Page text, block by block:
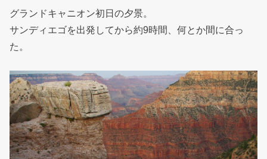
グランドキャニオン初日の夕景。
サンディエゴを出発してから約9時間、何とか間に合っ
た。